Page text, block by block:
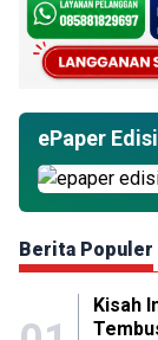
ePaper
Berita Populer
Kisah